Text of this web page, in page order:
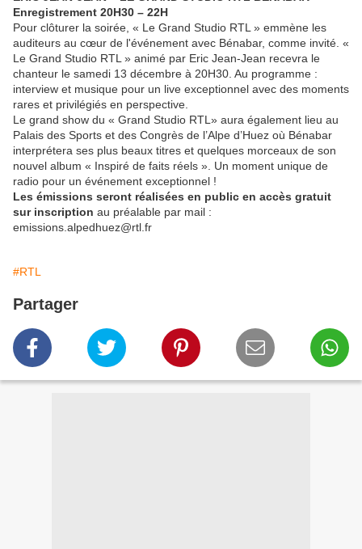
Enregistrement 20H30 – 22H
Pour clôturer la soirée, « Le Grand Studio RTL » emmène les
auditeurs au cœur de l'événement avec Bénabar, comme invité. «
Le Grand Studio RTL » animé par Eric Jean-Jean recevra le
chanteur le samedi 13 décembre à 20H30. Au programme :
interview et musique pour un live exceptionnel avec des moments
rares et privilégiés en perspective.
Le grand show du « Grand Studio RTL» aura également lieu au
Palais des Sports et des Congrès de l’Alpe d’Huez où Bénabar
interprétera ses plus beaux titres et quelques morceaux de son
nouvel album « Inspiré de faits réels ». Un moment unique de
radio pour un événement exceptionnel !
Les émissions seront réalisées en public en accès gratuit
sur inscription au préalable par mail :
emissions.alpedhuez@rtl.fr
#RTL
Partager